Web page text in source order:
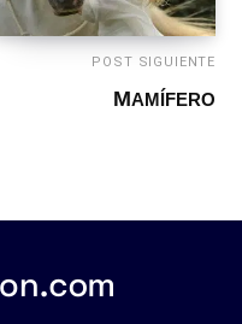
POST SIGUIENTE
MAMÍFERO